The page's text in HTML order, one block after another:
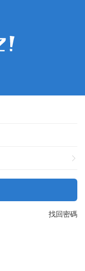
找回密碼